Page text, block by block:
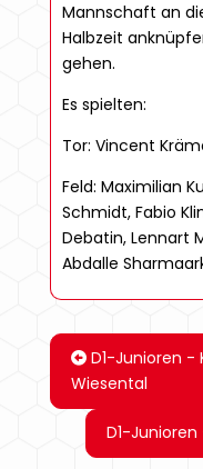
Mannschaft an
Halbzeit
gehen.
Es spielten:
Tor: Vincent
Feld: Maximilian
Schmidt, Fabio
Debatin, Lennart
Abdalle
D1-Junioren -
Wiesental
D1-